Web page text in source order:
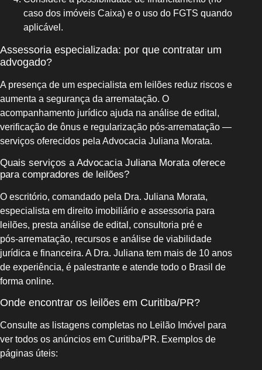
caso dos imóveis Caixa) e o uso do FGTS quando
aplicável.
Assessoria especializada: por que contratar um
advogado?
A presença de um especialista em leilões reduz riscos e
aumenta a segurança da arrematação. O
acompanhamento jurídico ajuda na análise de edital,
verificação de ônus e regularização pós‑arrematação —
serviços oferecidos pela Advocacia Juliana Morata.
Quais serviços a Advocacia Juliana Morata oferece
para compradores de leilões?
O escritório, comandado pela Dra. Juliana Morata,
especialista em direito imobiliário e assessoria para
leilões, presta análise de edital, consultoria pré e
pós‑arrematação, recursos e análise de viabilidade
jurídica e financeira. A Dra. Juliana tem mais de 10 anos
de experiência, é palestrante e atende todo o Brasil de
forma online.
Onde encontrar os leilões em Curitiba/PR?
Consulte as listagens completas no Leilão Imóvel para
ver todos os anúncios em Curitiba/PR. Exemplos de
páginas úteis: